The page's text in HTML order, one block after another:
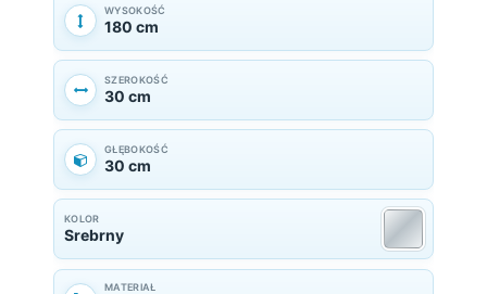
WYSOKOŚĆ
180 cm
SZEROKOŚĆ
30 cm
GŁĘBOKOŚĆ
30 cm
KOLOR
Srebrny
MATERIAŁ